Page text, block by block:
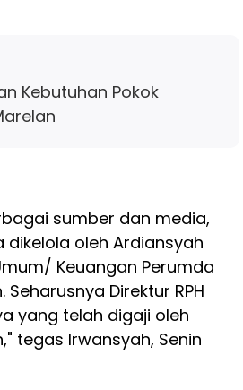
Kebutuhan Pokok
sumber dan media,
dikelola oleh Ardiansyah
Keuangan Perumda
Direktur RPH
yang telah digaji oleh
tegas Irwansyah, Senin